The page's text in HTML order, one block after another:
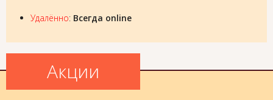
Удалённо: Всегда online
Акции